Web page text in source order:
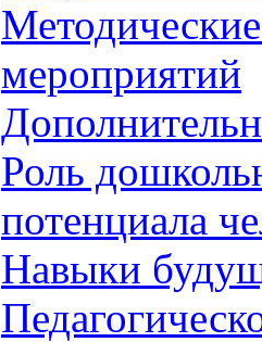
мероприятий
Роль
потенциала
Навыки